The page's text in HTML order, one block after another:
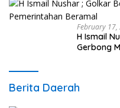
February 17,
H Ismail
Gerbong
Berita Daerah